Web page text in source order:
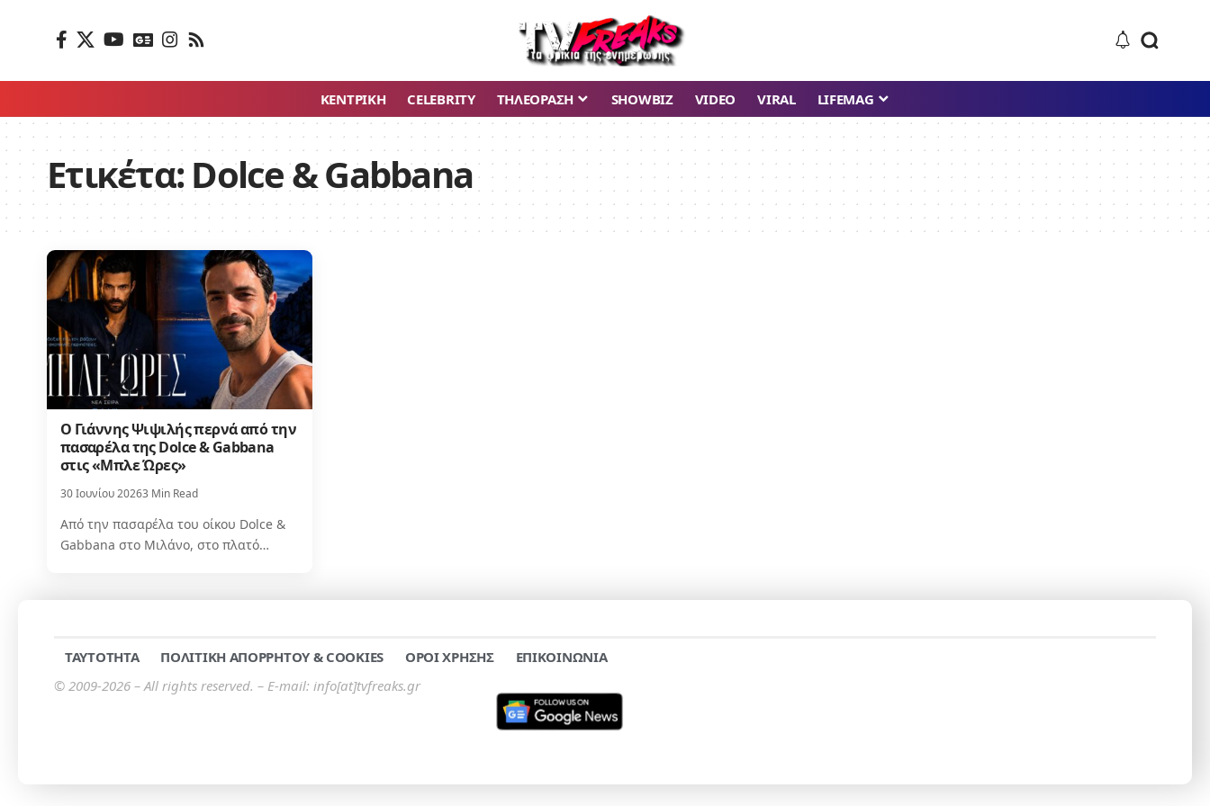
ΚΕΝΤΡΙΚΗ CELEBRITY ΤΗΛΕΟΡΑΣΗ SHOWBIZ VIDEO VIRAL LIFEMAG
Ετικέτα: Dolce & Gabbana
Ο Γιάννης Ψιψιλής περνά από την
πασαρέλα της Dolce & Gabbana
στις «Μπλε Ώρες»
30 Ιουνίου 20263 Min Read
Από την πασαρέλα του οίκου Dolce &
Gabbana στο Μιλάνο, στο πλατό…
TAYTOTHTA ΠΟΛΙΤΙΚΗ ΑΠΟΡΡΗΤΟΥ & COOKIES ΟΡΟΙ ΧΡΗΣΗΣ
ΕΠΙΚΟΙΝΩΝΙΑ
© 2009-2026 – All rights reserved. – E-mail: info[at]tvfreaks.gr